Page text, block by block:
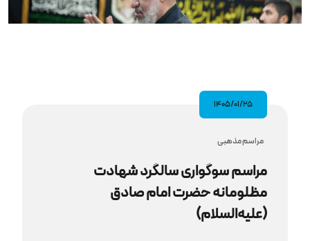
۱۴۰۵/۰۱/۲۵
مراسم مذهبى
مراسم سوگواری سالگرد شهادت
مظلومانه حضرت امام صادق
(علیه‌السلام)